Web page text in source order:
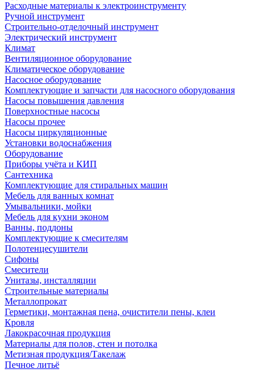
Расходные материалы к электроинструменту
Ручной инструмент
Строительно-отделочный инструмент
Электрический инструмент
Климат
Вентиляционное оборудование
Климатическое оборудование
Насосное оборудование
Комплектующие и запчасти для насосного оборудования
Насосы повышения давления
Поверхностные насосы
Насосы прочее
Насосы циркуляционные
Установки водоснабжения
Оборудование
Приборы учёта и КИП
Сантехника
Комплектующие для стиральных машин
Мебель для ванных комнат
Умывальники, мойки
Мебель для кухни эконом
Ванны, поддоны
Комплектующие к смесителям
Полотенцесушители
Сифоны
Смесители
Унитазы, инсталляции
Строительные материалы
Металлопрокат
Герметики, монтажная пена, очистители пены, клеи
Кровля
Лакокрасочная продукция
Материалы для полов, стен и потолка
Метизная продукция/Такелаж
Печное литьё